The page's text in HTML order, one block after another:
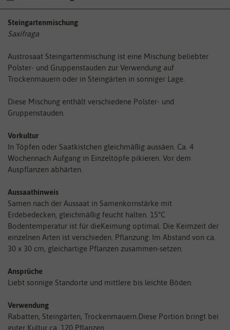
Steingartenmischung
Saxifraga
Austrosaat Steingartenmischung ist eine Mischung beliebter
Polster- und Gruppenstauden zur Verwendung auf
Trockenmauern oder in Steingärten in sonniger Lage.
Diese Mischung enthält verschiedene Polster- und
Gruppenstauden.
Vorkultur
In Töpfen oder Saatkistchen gleichmäßig aussäen. Ca. 4
Wochennach Aufgang in Einzeltöpfe pikieren. Vor dem
Auspflanzen abhärten.
Aussaathinweis
Samen nach der Aussaat in Samenkornstärke mit
Erdebedecken, gleichmäßig feucht halten. 15°C
Bodentemperatur ist für dieKeimung optimal. Die Keimzeit der
einzelnen Arten ist verschieden. Pflanzung: Im Abstand von ca.
30 x 30 cm, gleichartige Pflanzen zusammen-setzen.
Ansprüche
Liebt sonnige Standorte und mittlere bis leichte Böden.
Verwendung
Rabatten, Steingärten, Trockenmauern.Diese Portion bringt bei
guter Kultur ca. 120 Pflanzen.